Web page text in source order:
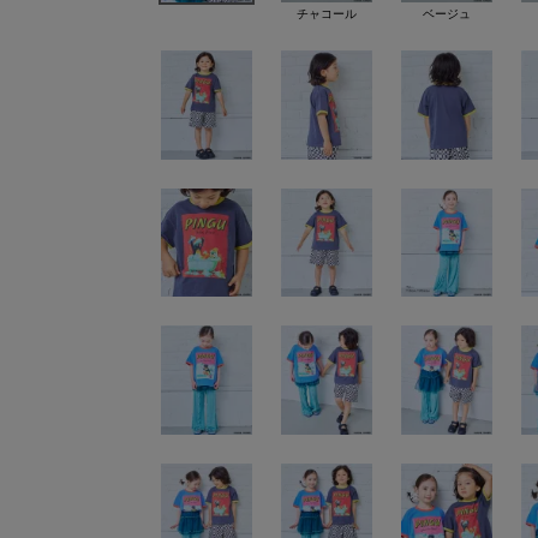
チャコール ベージュ